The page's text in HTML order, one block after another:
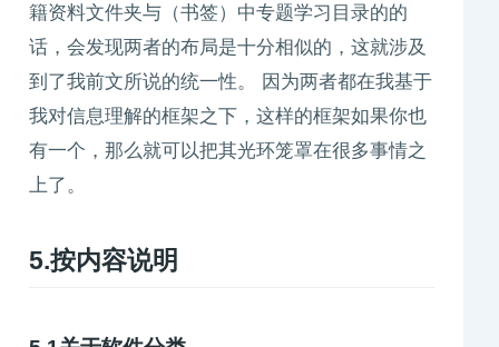
籍资料文件夹与（书签）中专题学习目录的的
话，会发现两者的布局是十分相似的，这就涉及
到了我前文所说的统一性。 因为两者都在我基于
我对信息理解的框架之下，这样的框架如果你也
有一个，那么就可以把其光环笼罩在很多事情之
上了。
5.按内容说明